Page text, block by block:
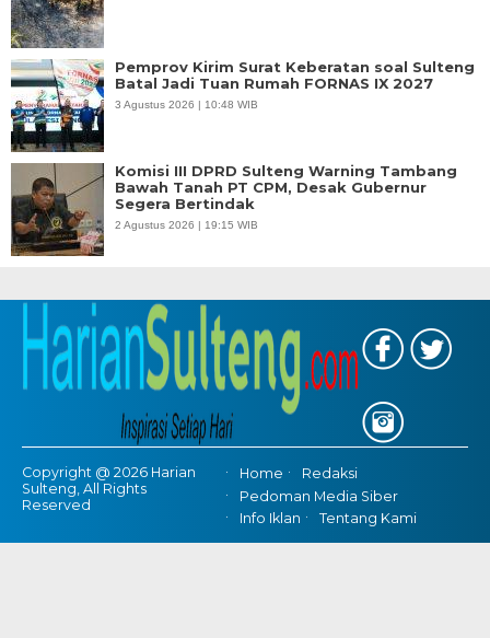
Pemprov Kirim Surat Keberatan soal Sulteng
Batal Jadi Tuan Rumah FORNAS IX 2027
3 Agustus 2026 | 10:48 WIB
Komisi III DPRD Sulteng Warning Tambang
Bawah Tanah PT CPM, Desak Gubernur
Segera Bertindak
2 Agustus 2026 | 19:15 WIB
Copyright @ 2026 Harian
Sulteng, All Rights
Reserved
Home
Redaksi
Pedoman Media Siber
Info Iklan
Tentang Kami